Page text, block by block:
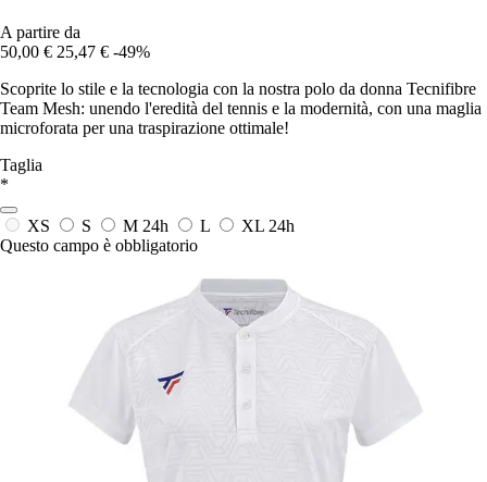
A partire da
50,00 € 25,47 € -49%
Scoprite lo stile e la tecnologia con la nostra polo da donna Tecnifibre
Team Mesh: unendo l'eredità del tennis e la modernità, con una maglia
microforata per una traspirazione ottimale!
Taglia
*
XS S M 24h L XL 24h
Questo campo è obbligatorio